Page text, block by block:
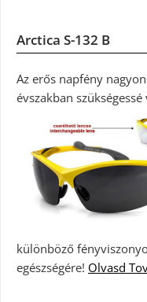
Arctica S-132 B
Az erős napfény
évszakban
különböző
egészségére! Olvasd